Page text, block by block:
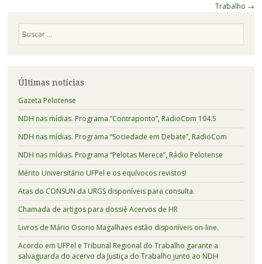
Trabalho →
Últimas notícias
Gazeta Pelotense
NDH nas mídias. Programa “Contraponto”, RadioCom 104.5
NDH nas mídias. Programa “Sociedade em Debate”, RadioCom
NDH nas mídias. Programa “Pelotas Merece”, Rádio Pelotense
Mérito Universitário UFPel e os equívocos revistos!
Atas do CONSUN da URGS disponíveis para consulta.
Chamada de artigos para dossiê Acervos de HR
Livros de Mário Osorio Magalhaes estão disponíveis on-line.
Acordo em UFPel e Tribunal Regional do Trabalho garante a
salvaguarda do acervo da Justiça do Trabalho junto ao NDH